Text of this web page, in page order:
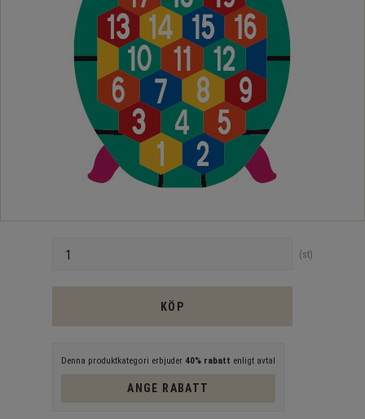
st
KÖP
Denna produktkategori erbjuder 40% rabatt enligt avtal
ANGE RABATT